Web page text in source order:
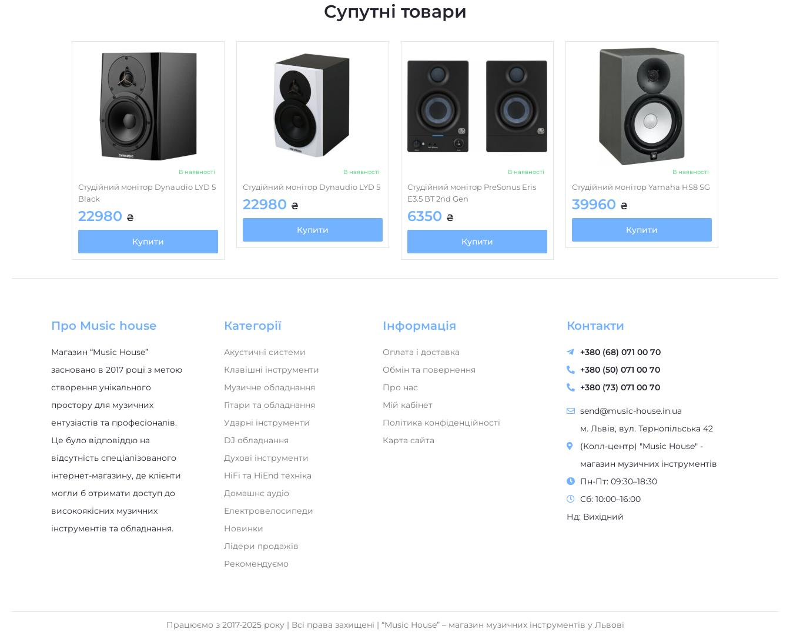
Супутні товари
В наявності
Студійний монітор Dynaudio LYD 5
Black
22980 ₴
Купити
В наявності
Студійний монітор Dynaudio LYD 5
22980 ₴
Купити
В наявності
Студійний монітор PreSonus Eris
E3.5 BT 2nd Gen
6350 ₴
Купити
В наявності
Студійний монітор Yamaha HS8 SG
39960 ₴
Купити
Про Music house
Магазин “Music House”
засновано в 2017 році з метою
створення унікального
простору для музичних
ентузіастів та професіоналів.
Це було відповіддю на
відсутність спеціалізованого
інтернет-магазину, де клієнти
могли б отримати доступ до
високоякісних музичних
інструментів та обладнання.
Категорії
Акустичні системи
Клавішні інструменти
Музичне обладнання
Гітари та обладнання
Ударні інструменти
DJ обладнання
Духові інструменти
HiFi та HiEnd техніка
Домашнє аудіо
Електровелосипеди
Новинки
Лідери продажів
Рекомендуємо
Інформація
Оплата і доставка
Обмін та повернення
Про нас
Мій кабінет
Політика конфіденційності
Карта сайта
Контакти
+380 (68) 071 00 70
+380 (50) 071 00 70
+380 (73) 071 00 70
send@music-house.in.ua
м. Львів, вул. Тернопільська 42
(Колл-центр) "Music House" -
магазин музичних інструментів
Пн-Пт: 09:30–18:30
Сб: 10:00–16:00
Нд: Вихідний
Працюємо з 2017-2025 року | Всі права захищені | “Music House” – магазин музичних інструментів у Львові